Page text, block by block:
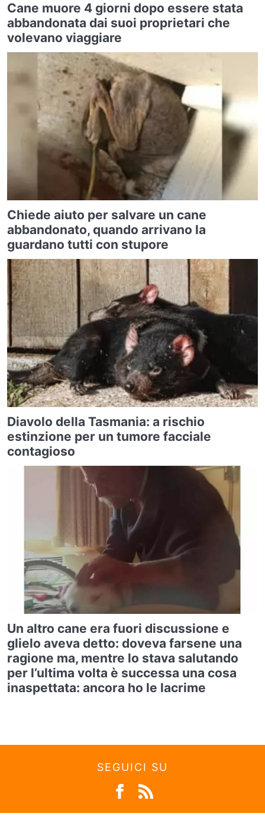
Cane muore 4 giorni dopo essere stata
abbandonata dai suoi proprietari che
volevano viaggiare
Chiede aiuto per salvare un cane
abbandonato, quando arrivano la
guardano tutti con stupore
Diavolo della Tasmania: a rischio
estinzione per un tumore facciale
contagioso
Un altro cane era fuori discussione e
glielo aveva detto: doveva farsene una
ragione ma, mentre lo stava salutando
per l’ultima volta è successa una cosa
inaspettata: ancora ho le lacrime
SEGUICI SU